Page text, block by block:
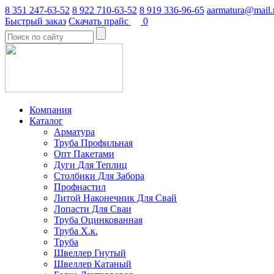
8 351 247-63-52 8 922 710-63-52 8 919 336-96-65
Быстрый заказ Скачать прайс 0
Компания
Каталог
Арматура
Труба Профильная
Опт Пакетами
Дуги Для Теплиц
Столбики Для Забора
Профнастил
Литой Наконечник Для Свай
Лопасти Для Сваи
Труба Оцинкованная
Труба Х.к.
Труба
Швеллер Гнутый
Швеллер Катаный